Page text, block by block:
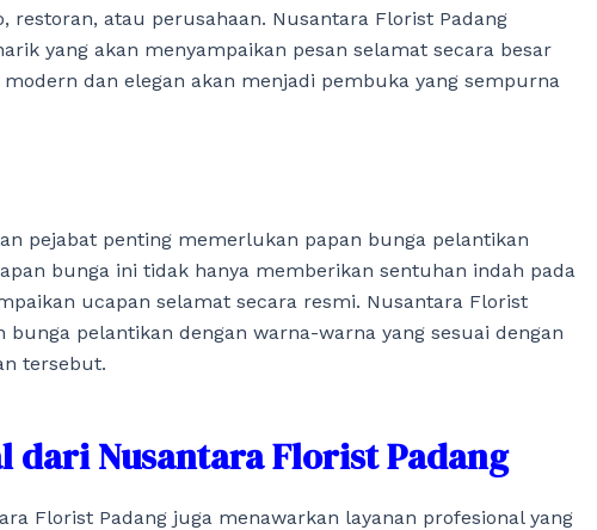
restoran, atau perusahaan. Nusantara Florist Padang
yang akan menyampaikan pesan selamat secara besar
dan elegan akan menjadi pembuka yang sempurna
pejabat penting memerlukan papan bunga pelantikan
bunga ini tidak hanya memberikan sentuhan indah pada
ucapan selamat secara resmi. Nusantara Florist
bunga pelantikan dengan warna-warna yang sesuai dengan
tersebut.
dari Nusantara Florist Padang
Florist Padang juga menawarkan layanan profesional yang